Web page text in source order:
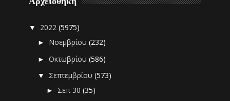
▼ 2022(5975)
► Νοεμβρίου(232)
►Οκτωβρίου(586)
▼ Σεπτεμβρίου(573)
► Σεπ 30(35)